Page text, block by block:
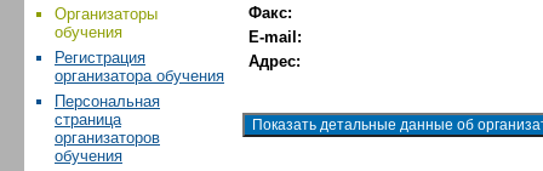
Организаторы
обучения
Регистрация
организатора обучения
Персональная
страница
организаторов
обучения
Факс:
E-mail:
Адрес: